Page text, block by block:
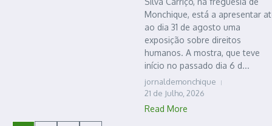
Monchique, está a apresentar
ao dia 31 de agosto uma
exposição sobre direitos
humanos. A mostra, que teve
início no passado dia 6 d...
jornaldemonchique
21 de Julho, 2026
Read More